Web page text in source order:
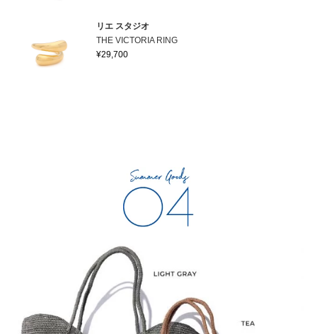
リエ スタジオ
THE VICTORIA RING
¥29,700